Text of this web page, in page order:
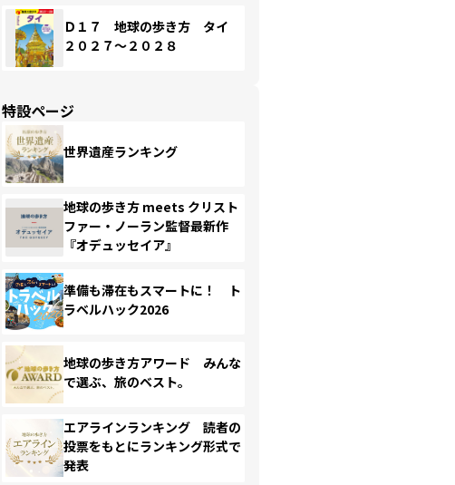
Ｄ１７ 地球の歩き方 タイ
２０２７～２０２８
特設ページ
世界遺産ランキング
地球の歩き方 meets クリスト
ファー・ノーラン監督最新作
『オデュッセイア』
準備も滞在もスマートに！ ト
ラベルハック2026
地球の歩き方アワード みんな
で選ぶ、旅のベスト。
エアラインランキング 読者の
投票をもとにランキング形式で
発表